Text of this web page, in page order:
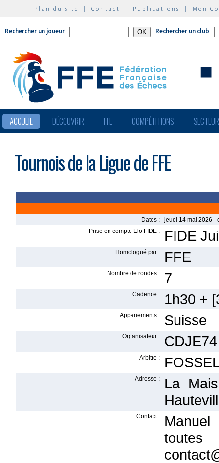
Plan du site | Contact | Publications | Mon
Rechercher un joueur Rechercher un club
ACCUEIL DÉCOUVRIR FFE COMPÉTITIONS
Tournois de la Ligue de FFE
Dates :
jeudi 14 mai 2026 -
Prise en compte Elo FIDE :
FIDE
Homologué par : FFE
Nombre de rondes : 7
Cadence : 1h30 +
Appariements : Suisse
Organisateur : CDJE74
Arbitre :
Adresse :
La
Contact :